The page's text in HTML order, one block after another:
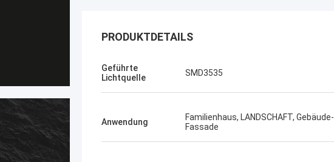
Shally
PRODUKTDETAILS
Geführte
Lichtquelle
SMD3535
Anwendung
Familienhaus, LANDSCHAFT, Gebäude-
Fassade